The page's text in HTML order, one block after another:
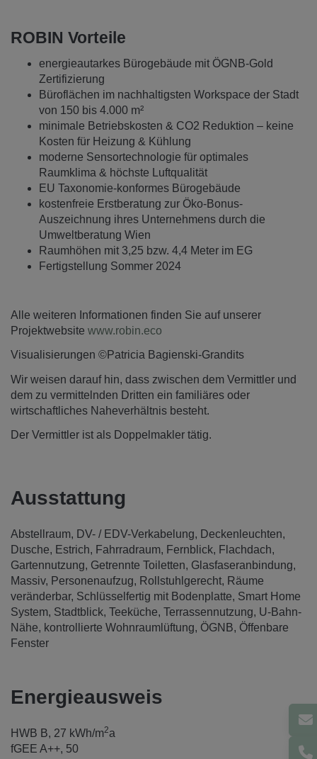
ROBIN Vorteile
energieautarkes Bürogebäude mit ÖGNB-Gold
Zertifizierung
Büroflächen im nachhaltigsten Workspace der Stadt
von 150 bis 4.000 m²
minimale Betriebskosten & CO2 Reduktion – keine
Kosten für Heizung & Kühlung
moderne Sensortechnologie für optimales
Raumklima & höchste Luftqualität
EU Taxonomie-konformes Bürogebäude
kostenfreie Erstberatung zur Öko-Bonus-
Auszeichnung ihres Unternehmens durch die
Umweltberatung Wien
Raumhöhen mit 3,25 bzw. 4,4 Meter im EG
Fertigstellung Sommer 2024
Alle weiteren Informationen finden Sie auf unserer
Projektwebsite www.robin.eco
Visualisierungen ©Patricia Bagienski-Grandits
Wir weisen darauf hin, dass zwischen dem Vermittler und
dem zu vermittelnden Dritten ein familiäres oder
wirtschaftliches Naheverhältnis besteht.
Der Vermittler ist als Doppelmakler tätig.
Ausstattung
Abstellraum DV- / EDV-Verkabelung
Deckenleuchten
Dusche
Estrich Fahrradraum Fernblick
Flachdach
Gartennutzung Getrennte Toiletten Glasfaseranbindung
Massiv
Personenaufzug Rollstuhlgerecht
Räume
veränderbar Schlüsselfertig mit Bodenplatte Smart Home
System Stadtblick Teeküche Terrassennutzung U-Bahn-
Nähe
kontrollierte Wohnraumlüftung ÖGNB Öffenbare
Fenster
Energieausweis
HWB B, 27 kWh/m2a
fGEE A++, 50